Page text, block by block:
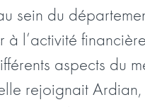
sein du
à l’activité
aspects du
rejoignait